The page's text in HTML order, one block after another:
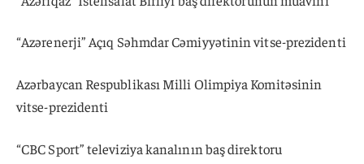
“Azərenerji” Açıq Səhmdar Cəmiyyətinin vitse-prezidenti
Azərbaycan Respublikası Milli Olimpiya Komitəsinin
vitse-prezidenti
“CBC Sport” televiziya kanalının baş direktoru